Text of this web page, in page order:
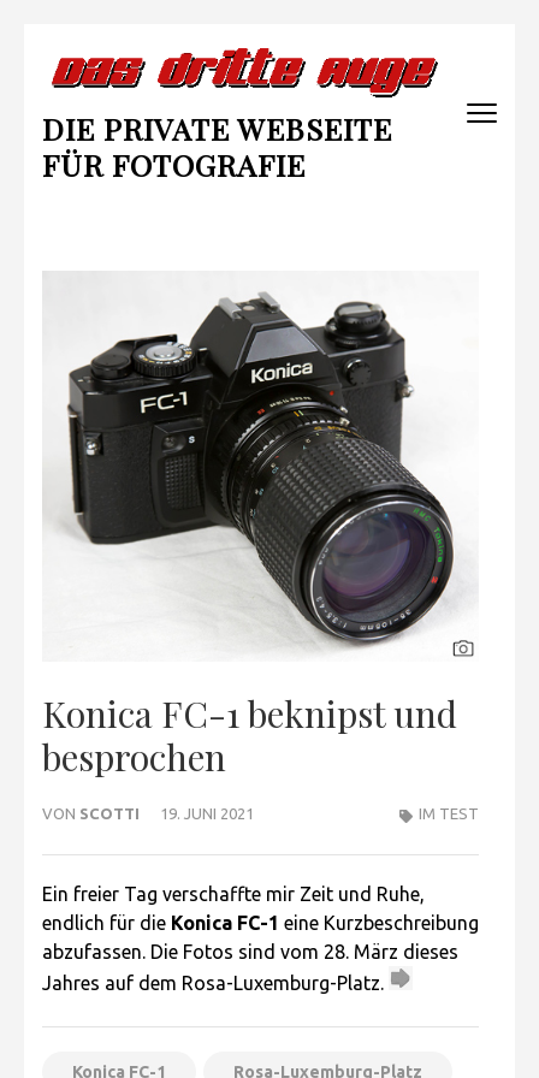
Inhalt
springen
(Enter
drücken)
DIE PRIVATE WEBSEITE
FÜR FOTOGRAFIE
Konica FC-1 beknipst und
besprochen
VON SCOTTI 19. JUNI 2021 IM TEST
Ein freier Tag verschaffte mir Zeit und Ruhe,
endlich für die Konica FC-1 eine Kurzbeschreibung
abzufassen. Die Fotos sind vom 28. März dieses
Jahres auf dem Rosa-Luxemburg-Platz.
Konica FC-1 Rosa-Luxemburg-Platz